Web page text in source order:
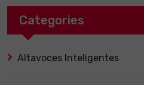
Categories
Altavoces Inteligentes